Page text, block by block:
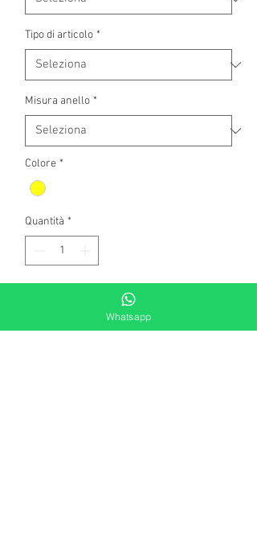
Tipo di articolo *
Misura anello *
Colore *
Quantità *
Aggiungi al carrello
Whatsapp